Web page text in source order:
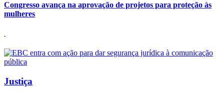
Congresso avança na aprovação de projetos para proteção às
mulheres
Justiça